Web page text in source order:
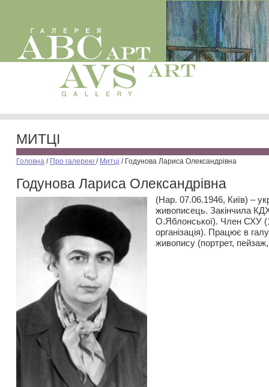
МИТЦІ
Головна / Про галерею / Митці / Годунова Лариса Олександрівна
Годунова Лариса Олександрівна
(Нар. 07.06.1946, Київ) –
живописець. Закінчила
О.Яблонської). Член СХУ
організація). Працює в
живопису (портрет,